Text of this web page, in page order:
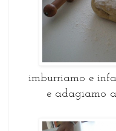
imburriamo e
e adagiamo